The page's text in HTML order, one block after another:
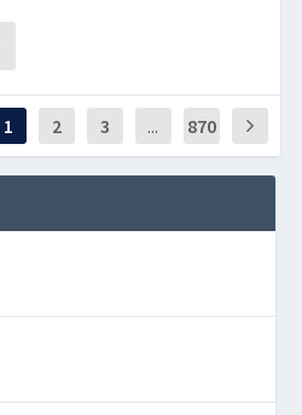
1 2 3 ... 870